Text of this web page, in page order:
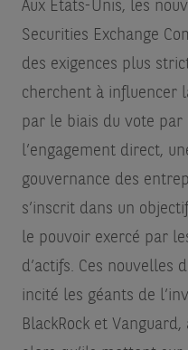
Aux États-Unis, les
Securities Exchange
des exigences plus
cherchent à influencer
par le biais du vote par
l’engagement direct,
gouvernance des
s’inscrit dans un
le pouvoir exercé par
d’actifs. Ces nouvelles
incité les géants de
BlackRock et